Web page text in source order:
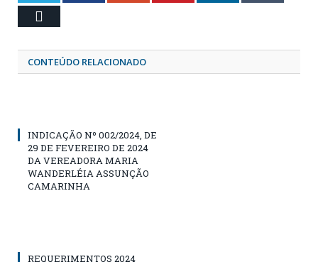
CONTEÚDO RELACIONADO
INDICAÇÃO Nº 002/2024, DE
29 DE FEVEREIRO DE 2024
DA VEREADORA MARIA
WANDERLÉIA ASSUNÇÃO
CAMARINHA
REQUERIMENTOS 2024